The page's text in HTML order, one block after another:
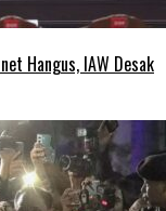
Hangus, IAW Desak